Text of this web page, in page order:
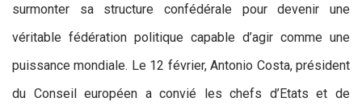
surmonter sa structure confédérale pour devenir une
véritable fédération politique capable d’agir comme une
puissance mondiale. Le 12 février, Antonio Costa, président
du Conseil européen a convié les chefs d’Etats et de